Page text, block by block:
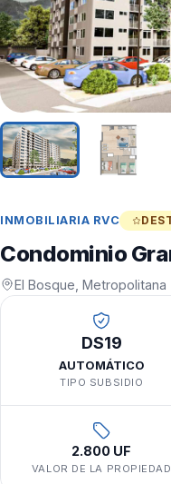
INMOBILIARIA RVC
Condominio
El Bosque, Metropolitana
DS19
AUTOMÁTICO
TIPO SUBSIDIO
2.800 UF
VALOR DE LA PROPIEDAD